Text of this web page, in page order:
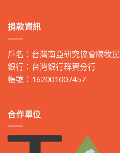
捐款資訊
戶名：台灣南亞研究協會陳牧民
銀行：台灣銀行群賢分行
帳號：162001007457
合作單位